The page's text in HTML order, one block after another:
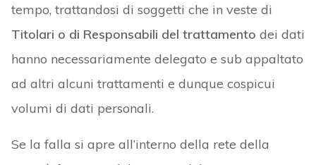
tempo, trattandosi di soggetti che in veste di
Titolari o di Responsabili del trattamento dei dati
hanno necessariamente delegato e sub appaltato
ad altri alcuni trattamenti e dunque cospicui
volumi di dati personali.
Se la falla si apre all’interno della rete della